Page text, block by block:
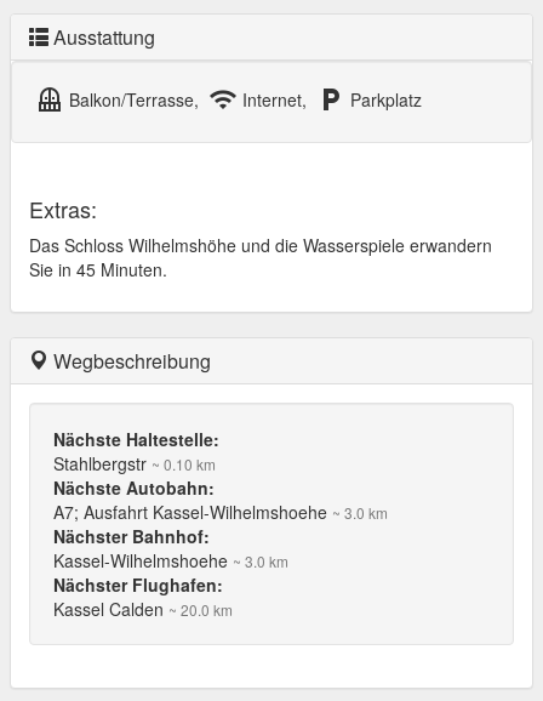
Ausstattung
balcony Balkon/Terrasse, wifi Internet, local_parking Parkplatz
Extras:
Das Schloss Wilhelmshöhe und die Wasserspiele erwandern
Sie in 45 Minuten.
Wegbeschreibung
Nächste Haltestelle:
Stahlbergstr ~ 0.10 km
Nächste Autobahn:
A7; Ausfahrt Kassel-Wilhelmshoehe ~ 3.0 km
Nächster Bahnhof:
Kassel-Wilhelmshoehe ~ 3.0 km
Nächster Flughafen:
Kassel Calden ~ 20.0 km